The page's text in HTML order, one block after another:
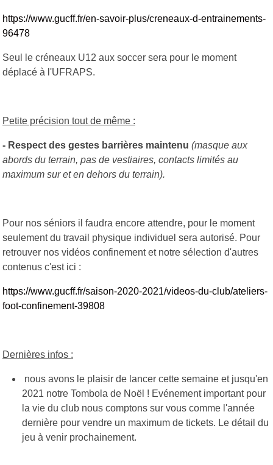
https://www.gucff.fr/en-savoir-plus/creneaux-d-entrainements-
96478
Seul le créneaux U12 aux soccer sera pour le moment
déplacé à l'UFRAPS.
Petite précision tout de même :
- Respect des gestes barrières maintenu (masque aux
abords du terrain, pas de vestiaires, contacts limités au
maximum sur et en dehors du terrain).
Pour nos séniors il faudra encore attendre, pour le moment
seulement du travail physique individuel sera autorisé. Pour
retrouver nos vidéos confinement et notre sélection d'autres
contenus c'est ici :
https://www.gucff.fr/saison-2020-2021/videos-du-club/ateliers-
foot-confinement-39808
Dernières infos :
nous avons le plaisir de lancer cette semaine et jusqu'en
2021 notre Tombola de Noël ! Evénement important pour
la vie du club nous comptons sur vous comme l'année
dernière pour vendre un maximum de tickets. Le détail du
jeu à venir prochainement.